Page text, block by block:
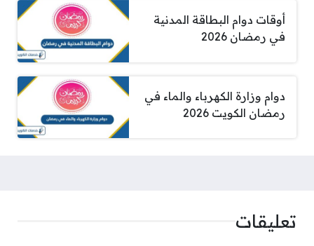
أوقات دوام البطاقة المدنية
في رمضان 2026
دوام وزارة الكهرباء والماء في
رمضان الكويت 2026
تعليقات